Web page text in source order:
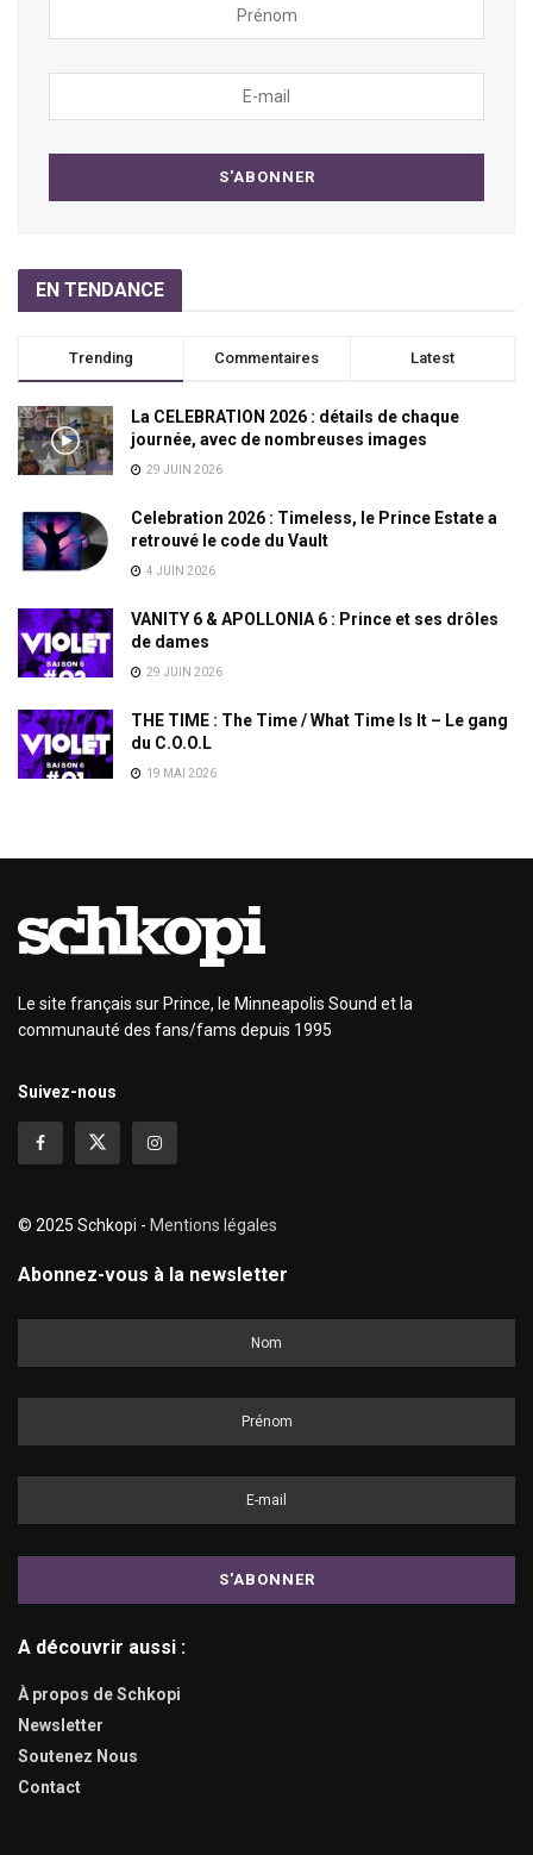
EN TENDANCE
Trending Commentaires Latest
La CELEBRATION 2026 : détails de chaque
journée, avec de nombreuses images
29 JUIN 2026
Celebration 2026 : Timeless, le Prince Estate a
retrouvé le code du Vault
4 JUIN 2026
VANITY 6 & APOLLONIA 6 : Prince et ses drôles
de dames
29 JUIN 2026
THE TIME : The Time / What Time Is It – Le gang
du C.O.O.L
19 MAI 2026
Le site français sur Prince, le Minneapolis Sound et la
communauté des fans/fams depuis 1995
Suivez-nous
© 2025 Schkopi - Mentions légales
Abonnez-vous à la newsletter
A découvrir aussi :
À propos de Schkopi
Newsletter
Soutenez Nous
Contact